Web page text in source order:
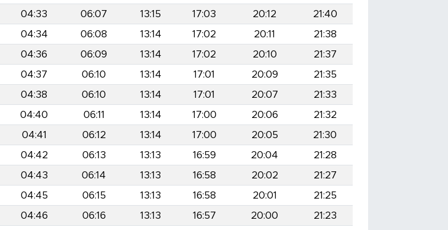
04:33 06:07 13:15 17:03 20:12
21:40
04:34 06:08 13:14 17:02 20:11
21:38
04:36 06:09 13:14 17:02 20:10
21:37
04:37 06:10 13:14 17:01 20:09
21:35
04:38 06:10 13:14 17:01 20:07
21:33
04:40 06:11 13:14 17:00 20:06
21:32
04:41 06:12 13:14 17:00 20:05
21:30
04:42 06:13 13:13 16:59 20:04
21:28
04:43 06:14 13:13 16:58 20:02
21:27
04:45 06:15 13:13 16:58 20:01
21:25
04:46 06:16 13:13 16:57 20:00
21:23